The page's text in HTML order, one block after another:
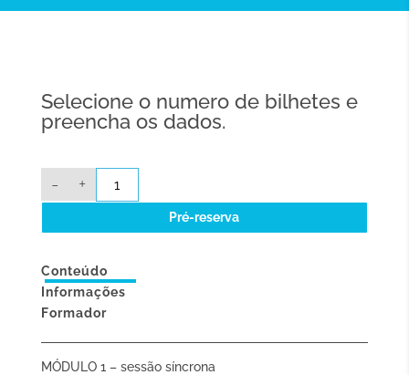
Selecione o numero de bilhetes e
preencha os dados.
-
ONLINE:
das
técnicas
artísticas
para
o
da
materiais
+
Pré-reserva
Conteúdo
Informações
Formador
MÓDULO 1 – sessão síncrona